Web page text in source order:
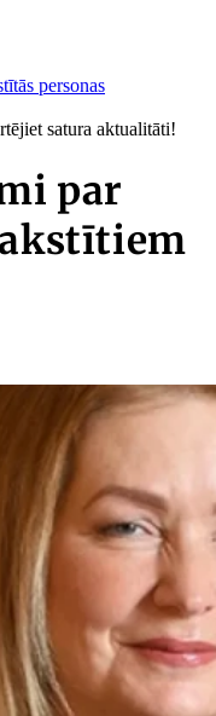
personas
satura aktualitāti!
par